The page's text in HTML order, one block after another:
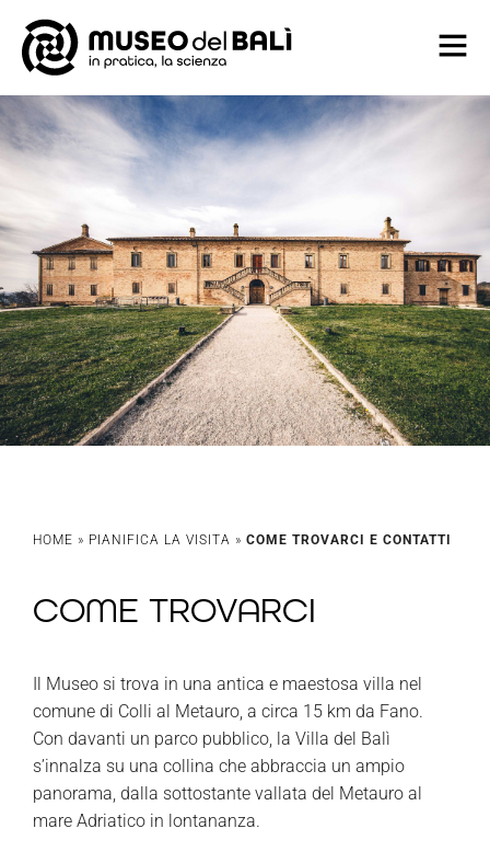
HOME » PIANIFICA LA VISITA » COME TROVARCI E CONTATTI
COME TROVARCI
Il Museo si trova in una antica e maestosa villa nel
comune di Colli al Metauro, a circa 15 km da Fano.
Con davanti un parco pubblico, la Villa del Balì
s’innalza su una collina che abbraccia un ampio
panorama, dalla sottostante vallata del Metauro al
mare Adriatico in lontananza.